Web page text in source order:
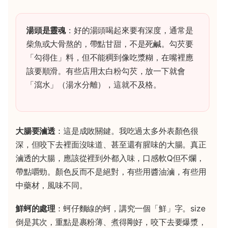
湯頭是靈魂：好的湯頭喝起來要有深度，通常是
柴魚或大骨熬的，帶點甘甜，不是死鹹。勾芡要
「勾得住」料，但不能稠到像吃漿糊，在嘴裡應
該要順滑。有些店用太白粉勾芡，放一下就會
「瀉水」（湯水分離），這就不及格。
大腸要滷透 ：這是成敗關鍵。我吃過太多外表顏色很
深，但咬下去裡面沒味道、甚至還有腥味的大腸。真正
滷透的大腸，應該從裡到外都入味，口感軟Q但不爛，
帶點嚼勁。顏色反而不是絕對，有些用醬油滷，有些用
中藥材，風味不同。
鮮蚵的處理 ：蚵仔麵線的蚵，講究一個「鮮」字。size
倒是其次，重點是裹粉薄、煮得剛好，咬下去要爆漿，